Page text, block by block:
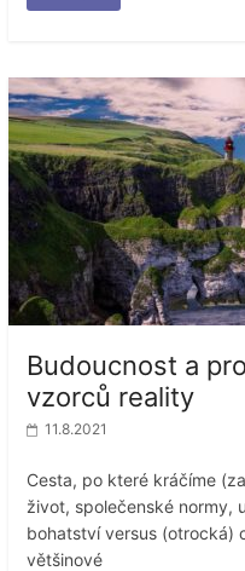
Budoucnost a
vzorců reality
11.8.2021
Cesta, po které kráčíme
život, společenské normy,
bohatství versus (otrocká)
většinové